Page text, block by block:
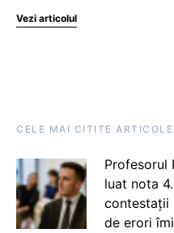
Vezi articolul
CELE MAI CITITE ARTICOLE
Profesorul
luat nota
contestații
de erori